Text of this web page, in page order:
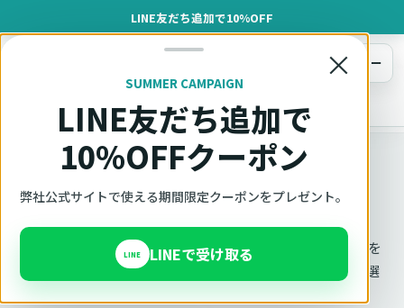
LINE友だち追加で10%OFF
×
SUMMER CAMPAIGN
LINE友だち追加で
10%OFFクーポン
弊社公式サイトで使える期間限定クーポンをプレゼント。
LINE LINEで受け取る
オットキャスト
メニュー
車種適合確認
車種適合確認
車種と年式で適合確認
Ottocast（オットキャスト）の対応製品、条件、注意事項を
このページ内で見られます。 迷った場合は、車種と年式を選